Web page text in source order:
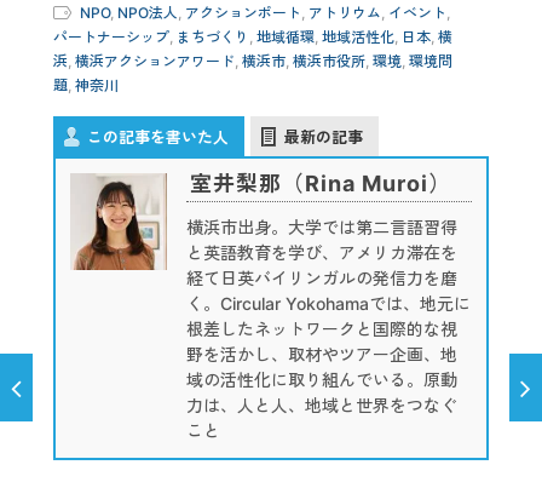
NPO, NPO法人, アクションポート , アトリウム, イベント ,
パートナーシップ, まちづくり , 地域循環, 地域活性化, 日本, 横
浜, 横浜アクションアワード, 横浜市, 横浜市役所, 環境, 環境問
題, 神奈川
この記事を書いた人 最新の記事
室井梨那（Rina Muroi）
横浜市出身。大学では第二言語習得
と英語教育を学び、アメリカ滞在を
経て日英バイリンガルの発信力を磨
く。Circular Yokohamaでは、地元に
根差したネットワークと国際的な視
野を活かし、取材やツアー企画、地
域の活性化に取り組んでいる。原動
力は、人と人、地域と世界をつなぐ
こと